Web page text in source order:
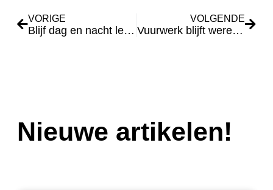
VORIGE
Blijf dag en nacht lekker warm in huis
VOLGENDE
Vuurwerk blijft wereldwijd populair
Nieuwe artikelen!